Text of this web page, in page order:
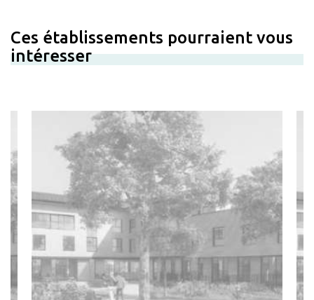
Ces établissements pourraient vous
intéresser